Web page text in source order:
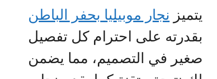
يتميز نجار موبيليا بحفر الباطن
بقدرته على احترام كل تفصيل
صغير في التصميم، مما يضمن